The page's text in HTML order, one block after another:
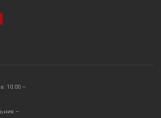
10.00 –
–